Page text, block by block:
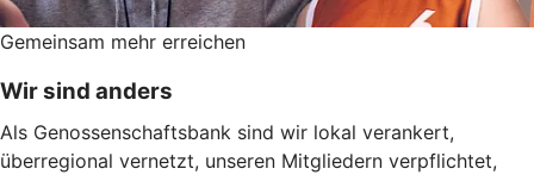
Gemeinsam mehr erreichen
Wir sind anders
Als Genossenschaftsbank sind wir lokal verankert,
überregional vernetzt, unseren Mitgliedern verpflichtet,